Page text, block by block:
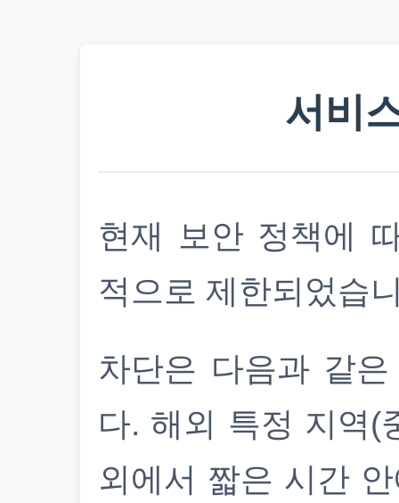
서비
현재 보안 정책에
적으로 제한되었습
차단은 다음과 같
다. 해외 특정 지역(
외에서 짧은 시간